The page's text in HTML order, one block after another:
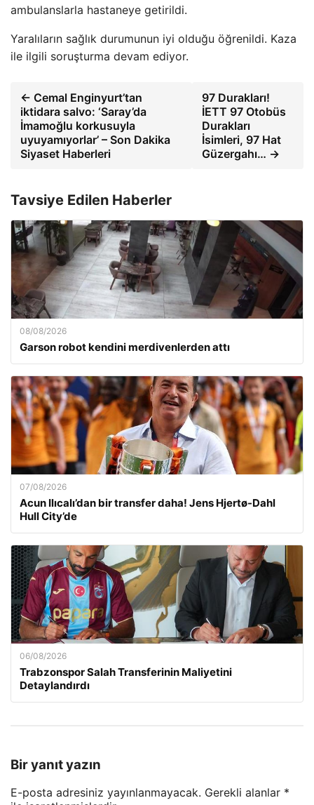
ambulanslarla hastaneye getirildi.
Yaralıların sağlık durumunun iyi olduğu öğrenildi. Kaza
ile ilgili soruşturma devam ediyor.
← Cemal Enginyurt’tan
iktidara salvo: ‘Saray’da
İmamoğlu korkusuyla
uyuyamıyorlar’ – Son Dakika
Siyaset Haberleri
97 Durakları!
İETT 97 Otobüs
Durakları
İsimleri, 97 Hat
Güzergahı… →
Tavsiye Edilen Haberler
08/08/2026
Garson robot kendini merdivenlerden attı
07/08/2026
Acun Ilıcalı’dan bir transfer daha! Jens Hjertø-Dahl
Hull City’de
06/08/2026
Trabzonspor Salah Transferinin Maliyetini
Detaylandırdı
Bir yanıt yazın
E-posta adresiniz yayınlanmayacak. Gerekli alanlar *